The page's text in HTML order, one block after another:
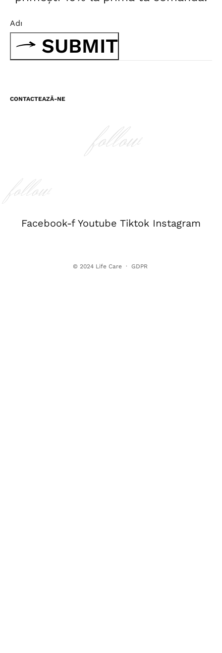
SUBMIT
CONTACTEAZĂ-NE
follow
follow
Facebook-f Youtube Tiktok Instagram
© 2024 Life Care· GDPR